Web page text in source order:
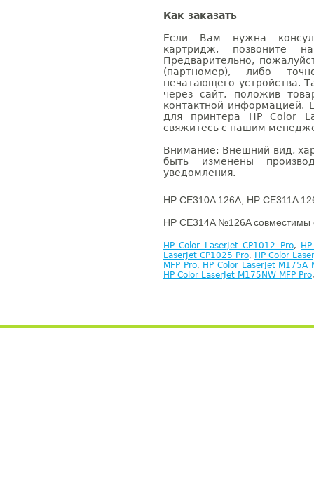
Как заказать
Если Вам нужна
картридж, позвоните
Предварительно,
(партномер), либо
печатающего устройства.
через сайт, положив
контактной информацией.
для принтера HP Color
свяжитесь с нашим
Внимание: Внешний вид,
быть изменены
уведомления.
HP CE310A 126A, HP CE311A
HP CE314A №126A совместимы
HP Color LaserJet CP1012 Pro,
LaserJet CP1025 Pro, HP Color
MFP Pro, HP Color LaserJet M175A
HP Color LaserJet M175NW MFP Pro